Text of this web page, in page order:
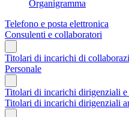
Organigramma
Telefono e posta elettronica
Consulenti e collaboratori
Titolari di incarichi di
Personale
Titolari di incarichi dirigenziali
Titolari di incarichi dirigenziali